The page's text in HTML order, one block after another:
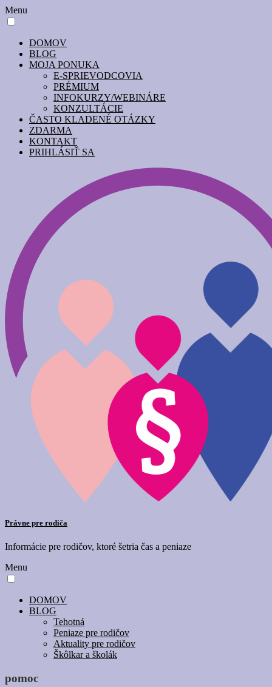
Menu
DOMOV
BLOG
MOJA PONUKA
E-SPRIEVODCOVIA
PRÉMIUM
INFOKURZY/WEBINÁRE
KONZULTÁCIE
ČASTO KLADENÉ OTÁZKY
ZDARMA
KONTAKT
PRIHLÁSIŤ SA
Právne pre rodiča
Informácie pre rodičov, ktoré šetria čas a peniaze
Menu
DOMOV
BLOG
Tehotná
Peniaze pre rodičov
Aktuality pre rodičov
Škôlkar a školák
pomoc